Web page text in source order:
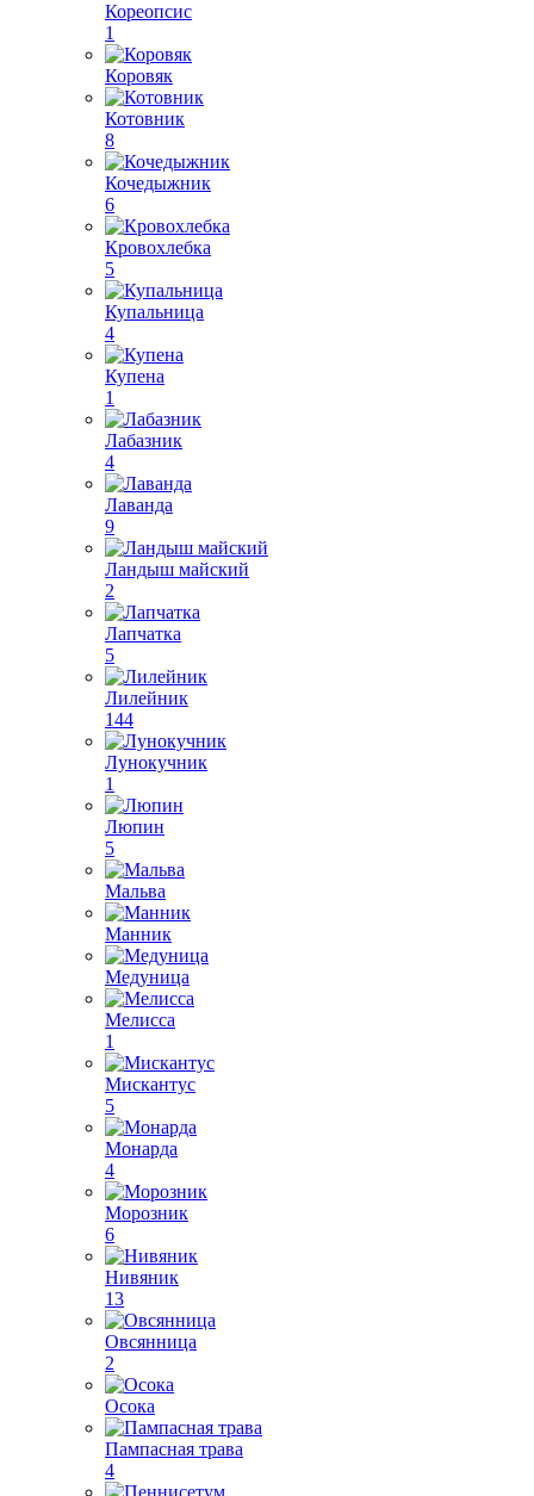
Кореопсис
1
Коровяк
Котовник
8
Кочедыжник
6
Кровохлебка
5
Купальница
4
Купена
1
Лабазник
4
Лаванда
9
Ландыш майский
2
Лапчатка
5
Лилейник
144
Лунокучник
1
Люпин
5
Мальва
Манник
Медуница
Мелисса
1
Мискантус
5
Монарда
4
Морозник
6
Нивяник
13
Овсянница
2
Осока
Пампасная трава
4